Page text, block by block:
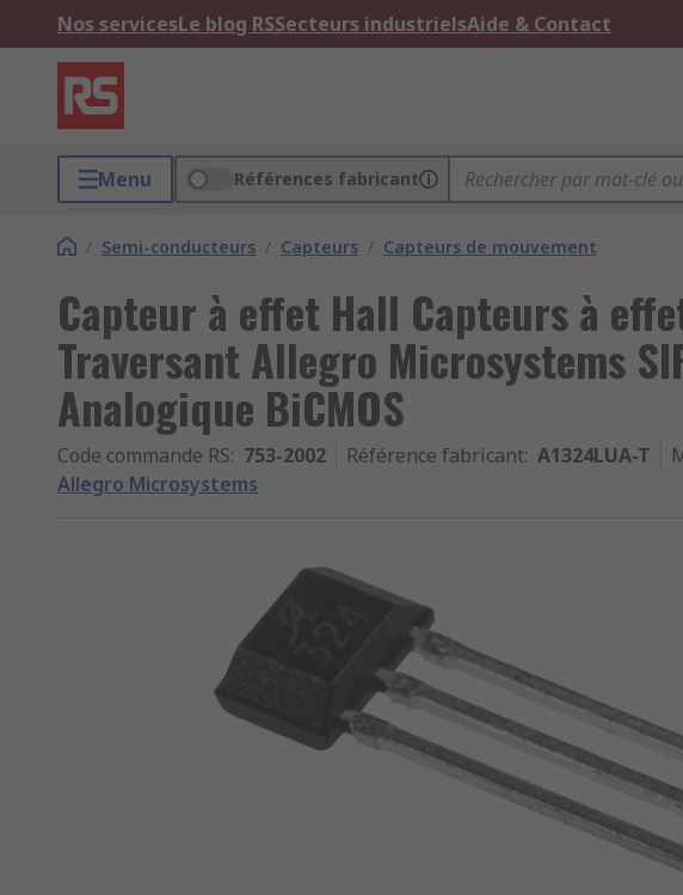
Nos servicesLe blog RSSecteurs industrielsAide & Contact
Menu Références fabricant
/ Semi-conducteurs / Capteurs / Capteurs de mouvement
Capteur à effet Hall Capteurs à
Traversant Allegro Microsystems
Analogique BiCMOS
Code commande RS: 753-2002 Référence fabricant: A1324LUA-T
Allegro Microsystems